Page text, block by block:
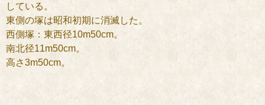
している。
東側の塚は昭和初期に消滅した。
西側塚：東西径10m50cm。
南北径11m50cm。
高さ3m50cm。